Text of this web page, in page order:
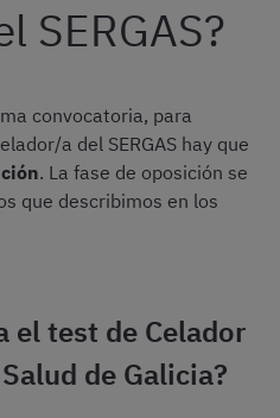
SERGAS?
convocatoria, para
a del SERGAS hay que
. La fase de oposición se
que describimos en los
el test de Celador
de Galicia?